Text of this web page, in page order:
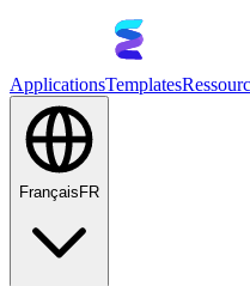
ApplicationsTemplates
Français FR